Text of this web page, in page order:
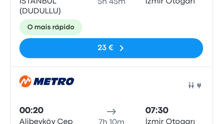
İSTANBUL
(DUDULLU)
5h 45m İzmir Otogarı
O mais rápido
23 €
00:20
Alibeyköy Cep
7h 10m
07:30
İzmir Otogarı